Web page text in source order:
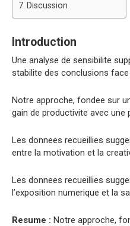
Discussion
Introduction
Une analyse de sensibilite
stabilite des conclusions
Notre approche, fondee sur
gain de productivite avec une
Les donnees recueillies
entre la motivation et la
Les donnees recueillies
l’exposition numerique et la
Resume : Notre approche,